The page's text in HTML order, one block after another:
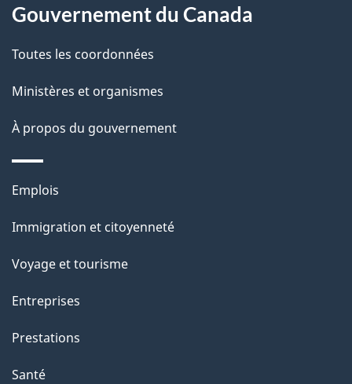
i
l
s
d
e
l
a
p
a
g
e
propos
de
ce
site
Gouvernement du Canada
Toutes les coordonnées
Ministères et organismes
À propos du gouvernement
Thèmes
sujets
Emplois
Immigration et citoyenneté
Voyage et tourisme
Entreprises
Prestations
Santé